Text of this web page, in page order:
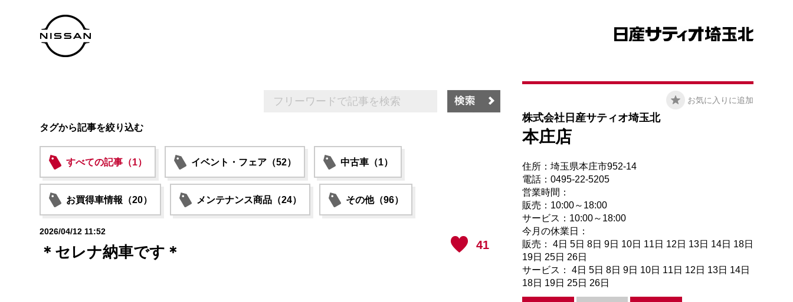
タグから記事を絞り込む
すべての記事（1） イベント・フェア（52） 中古車（1）
お買得車情報（20） メンテナンス商品（24） その他（96）
41
2026/04/12 11:52
＊セレナ納車です＊
お気に入りに追加
株式会社日産サティオ埼玉北
本庄店
住所：埼玉県本庄市952-14
電話：0495-22-5205
営業時間：
販売：10:00～18:00
サービス：10:00～18:00
今月の休業日：
販売： 4日 5日 8日 9日 10日 11日 12日 13日 14日 18日
19日 25日 26日
サービス： 4日 5日 8日 9日 10日 11日 12日 13日 14日
18日 19日 25日 26日